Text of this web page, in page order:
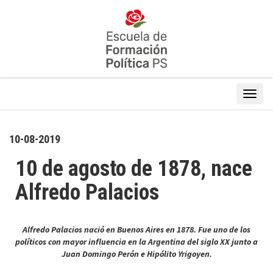
10-08-2019
10 de agosto de 1878, nace
Alfredo Palacios
Alfredo Palacios nació en Buenos Aires en 1878. Fue uno de los
políticos con mayor influencia en la Argentina del siglo XX junto a
Juan Domingo Perón e Hipólito Yrigoyen.